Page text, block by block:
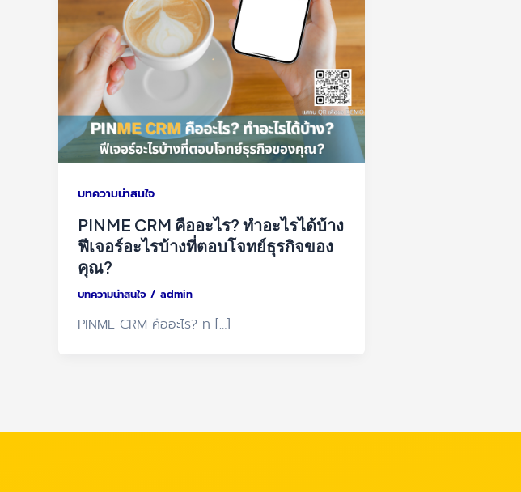
บทความน่าสนใจ
PINME CRM คืออะไร? ทำอะไรได้บ้าง
ฟีเจอร์อะไรบ้างที่ตอบโจทย์ธุรกิจของ
คุณ?
บทความน่าสนใจ / admin
PINME CRM คืออะไร? ท […]